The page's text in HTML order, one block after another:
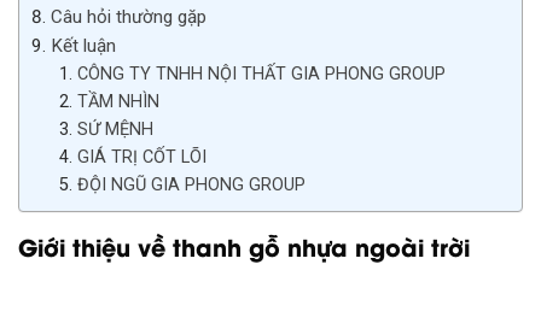
Câu hỏi thường gặp
Kết luận
CÔNG TY TNHH NỘI THẤT GIA PHONG GROUP
TẦM NHÌN
SỨ MỆNH
GIÁ TRỊ CỐT LÕI
ĐỘI NGŨ GIA PHONG GROUP
Giới thiệu về thanh gỗ nhựa ngoài trời